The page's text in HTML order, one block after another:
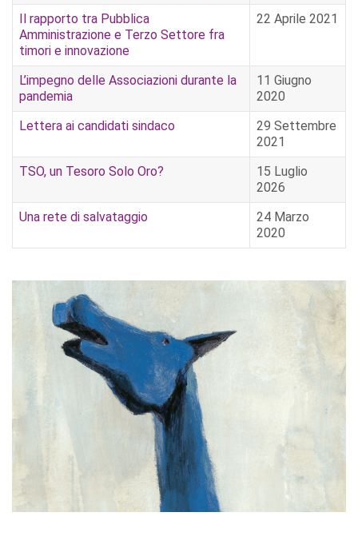
Il rapporto tra Pubblica
Amministrazione e Terzo Settore fra
timori e innovazione
22 Aprile 2021
L’impegno delle Associazioni durante la
pandemia
11 Giugno
2020
Lettera ai candidati sindaco
29 Settembre
2021
TSO, un Tesoro Solo Oro?
15 Luglio
2026
Una rete di salvataggio
24 Marzo
2020